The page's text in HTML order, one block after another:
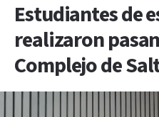
Estudiantes de
realizaron
Complejo de